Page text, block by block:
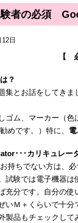
験者の必須
日
【
？
とお話をしてきま
ゴム、マーカー（
めです。）特に、
･･･カリキュレー
持ちでない方は、
試験では電子機器
充分です。自分の
いＭ＋くらいで十
製品もチェックし